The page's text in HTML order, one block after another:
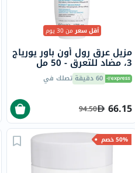
أقل سعرمن 30 يوم
مزيل عرق رول أون باور يورياج
3، مضاد للتعرق - 50 مل
60 دقيقة تصلك في
66.15
94.50
50% خصم